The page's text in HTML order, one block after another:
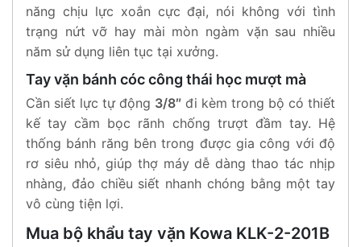
năng chịu lực xoắn cực đại, nói không với tình
trạng nứt vỡ hay mài mòn ngàm vặn sau nhiều
năm sử dụng liên tục tại xưởng.
Tay vặn bánh cóc công thái học mượt mà
Cần siết lực tự động 3/8″ đi kèm trong bộ có thiết
kế tay cầm bọc rãnh chống trượt đầm tay. Hệ
thống bánh răng bên trong được gia công với độ
rơ siêu nhỏ, giúp thợ máy dễ dàng thao tác nhịp
nhàng, đảo chiều siết nhanh chóng bằng một tay
vô cùng tiện lợi.
Mua bộ khẩu tay vặn Kowa KLK-2-201B